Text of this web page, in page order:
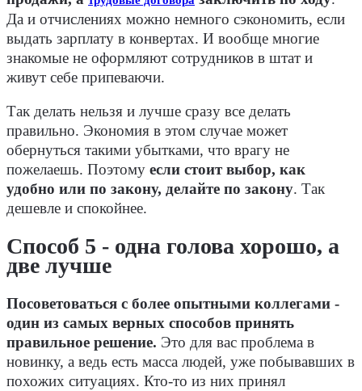
Да и отчислениях можно немного сэкономить, если
выдать зарплату в конвертах. И вообще многие
знакомые не оформляют сотрудников в штат и
живут себе припеваючи.
Так делать нельзя и лучше сразу все делать
правильно. Экономия в этом случае может
обернуться такими убытками, что врагу не
пожелаешь. Поэтому если стоит выбор, как
удобно или по закону, делайте по закону. Так
дешевле и спокойнее.
Способ 5 - одна голова хорошо, а
две лучше
Посоветоваться с более опытными коллегами -
один из самых верных способов принять
правильное решение. Это для вас проблема в
новинку, а ведь есть масса людей, уже побывавших в
похожих ситуациях. Кто-то из них принял